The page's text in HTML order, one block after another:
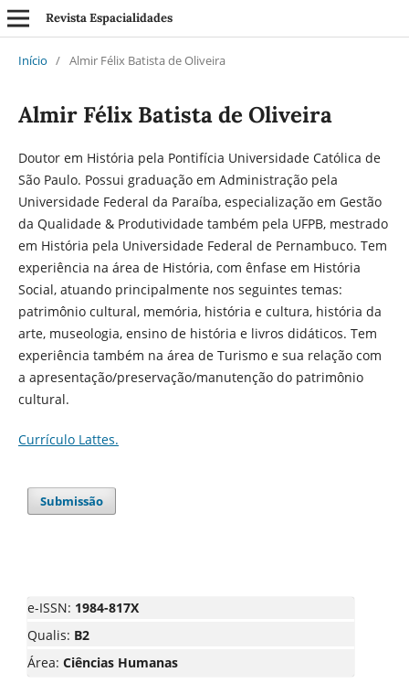
Revista Espacialidades
Início / Almir Félix Batista de Oliveira
Almir Félix Batista de Oliveira
Doutor em História pela Pontifícia Universidade Católica de
São Paulo. Possui graduação em Administração pela
Universidade Federal da Paraíba, especialização em Gestão
da Qualidade & Produtividade também pela UFPB, mestrado
em História pela Universidade Federal de Pernambuco. Tem
experiência na área de História, com ênfase em História
Social, atuando principalmente nos seguintes temas:
patrimônio cultural, memória, história e cultura, história da
arte, museologia, ensino de história e livros didáticos. Tem
experiência também na área de Turismo e sua relação com
a apresentação/preservação/manutenção do patrimônio
cultural.
Currículo Lattes.
Submissão
e-ISSN: 1984-817X
Qualis: B2
Área: Ciências Humanas